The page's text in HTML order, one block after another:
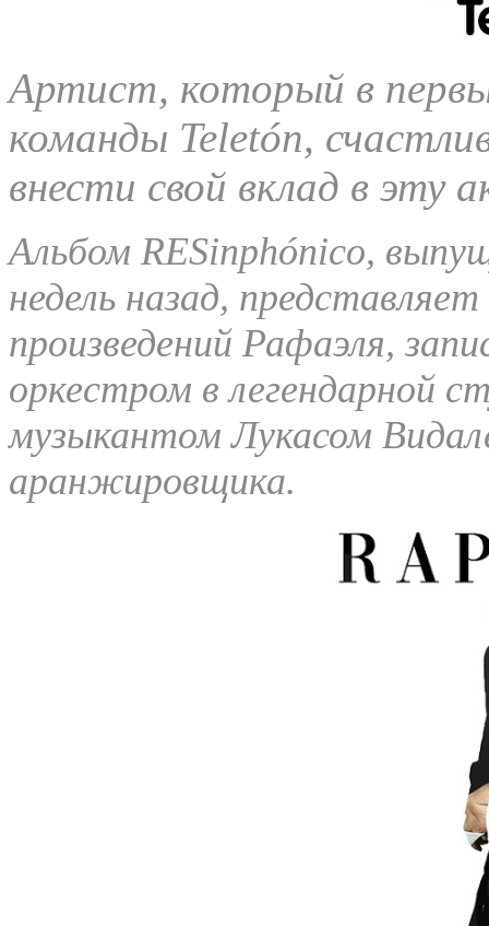
Артист, который в
команды Teletón,
внести свой вклад в эту
Альбом RESinphónico,
недель назад,
произведений Рафаэля,
оркестром в легендарной
музыкантом Лукасом
аранжировщика.